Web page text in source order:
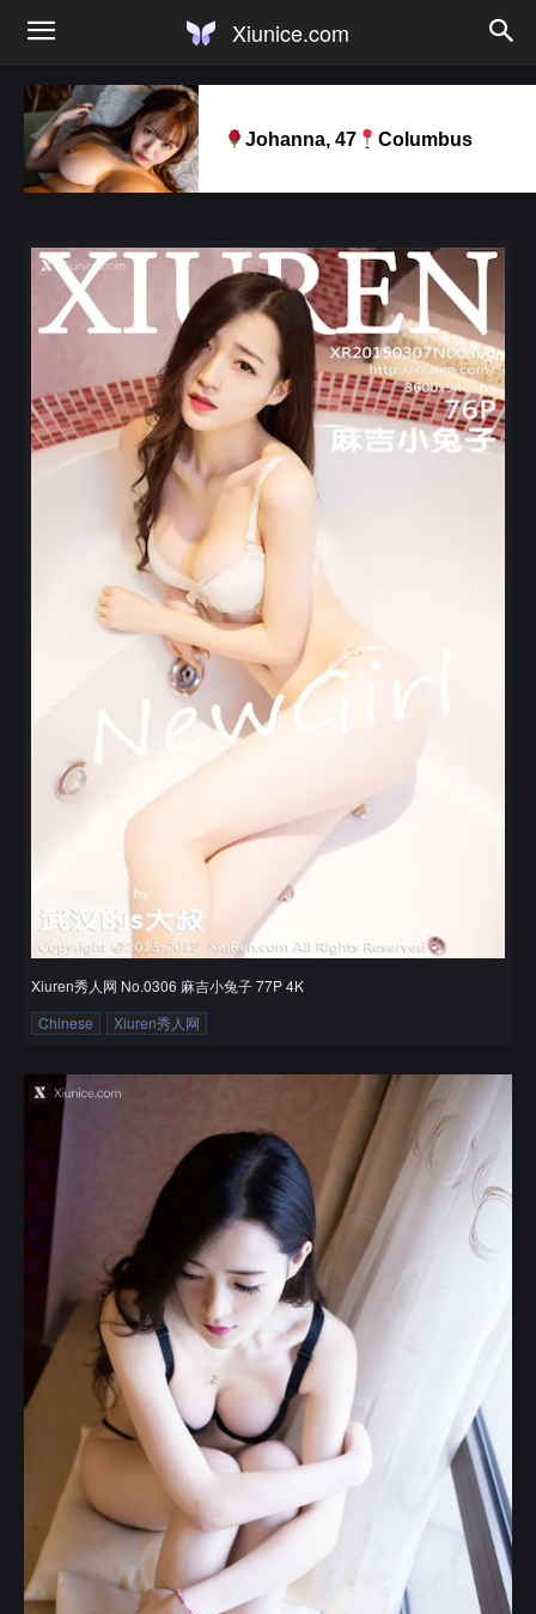
Xiunice.com
Johanna, 47 Columbus
Xiuren秀人网 No.0306 麻吉小兔子 77P 4K
Chinese
Xiuren秀人网